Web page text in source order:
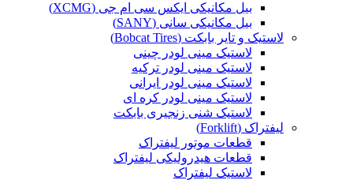
بیل مکانیکی ایکس سی ام جی (XCMG)
بیل مکانیکی سانی (SANY)
لاستیک و تایر بابکت (Bobcat Tires)
لاستیک مینی لودر چینی
لاستیک مینی لودر ترکیه
لاستیک مینی لودر ایرانی
لاستیک مینی لودر کره ای
لاستیک شنی زنجیری بابکت
لیفتراک (Forklift)
قطعات موتور لیفتراک
قطعات هیدرولیکی لیفتراک
لاستیک لیفتراک